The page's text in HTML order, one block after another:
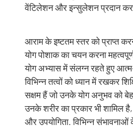
वेंटिलेशन और इन्सुलेशन प्रदान
आराम के इष्टतम स्तर को प्राप्त
योग पोशाक का चयन करना
योग अभ्यास में संलग्न रहते हुए
विभिन्न तत्वों को ध्यान में रखकर
सक्षम हैं जो उनके योग अनुभव को
उनके शरीर का प्रकार भी शामिल
और उपयोगिता. विभिन्न